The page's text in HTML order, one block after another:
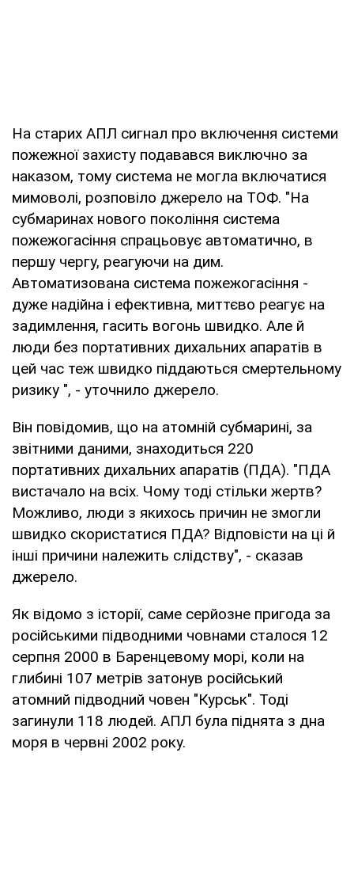
На старих АПЛ сигнал про включення системи
пожежної захисту подавався виключно за
наказом, тому система не могла включатися
мимоволі, розповіло джерело на ТОФ. "На
субмаринах нового покоління система
пожежогасіння спрацьовує автоматично, в
першу чергу, реагуючи на дим.
Автоматизована система пожежогасіння -
дуже надійна і ефективна, миттєво реагує на
задимлення, гасить вогонь швидко. Але й
люди без портативних дихальних апаратів в
цей час теж швидко піддаються смертельному
ризику ", - уточнило джерело.
Він повідомив, що на атомній субмарині, за
звітними даними, знаходиться 220
портативних дихальних апаратів (ПДА). "ПДА
вистачало на всіх. Чому тоді стільки жертв?
Можливо, люди з якихось причин не змогли
швидко скористатися ПДА? Відповісти на ці й
інші причини належить слідству", - сказав
джерело.
Як відомо з історії, саме серйозне пригода за
російськими підводними човнами сталося 12
серпня 2000 в Баренцевому морі, коли на
глибині 107 метрів затонув російський
атомний підводний човен "Курськ". Тоді
загинули 118 людей. АПЛ була піднята з дна
моря в червні 2002 року.